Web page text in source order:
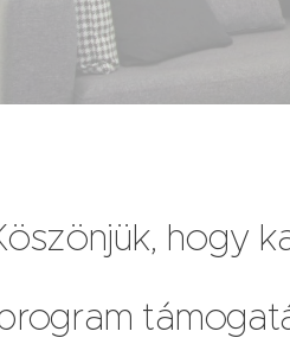
hogy